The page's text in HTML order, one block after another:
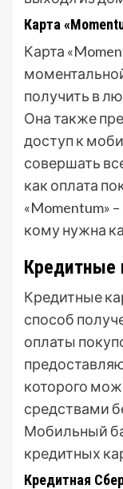
Карта
Карта
получить в
Она также
доступ к
совершать
как оплата
«Momentum»
кому нужна
Кредитные
Кредитные
способ
оплаты
которого
средствами
Мобильный
кредитных
Кредитная